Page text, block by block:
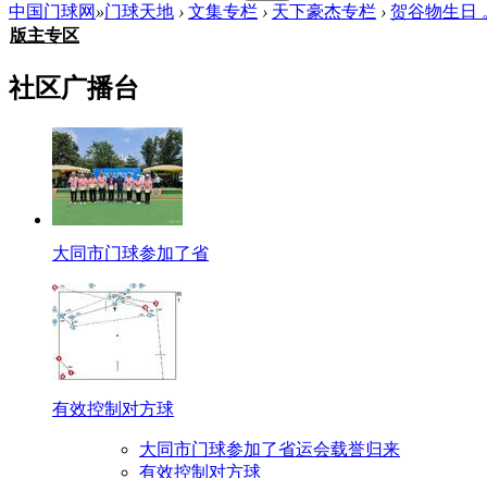
中国门球网 »门球天地 › 文集专栏 › 天下豪杰专栏 › 贺谷物生日
版主专区
社区广播台
大同市门球参加了省
有效控制对方球
大同市门球参加了省运会载誉归来
有效控制对方球